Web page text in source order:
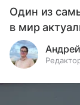
Один из
в мир